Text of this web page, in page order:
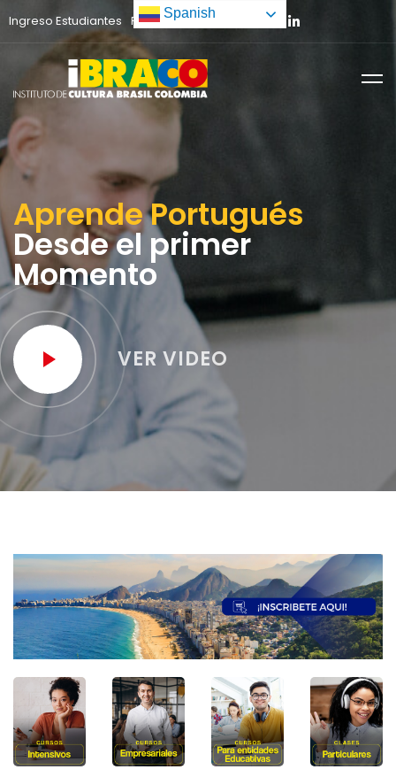
Ingreso Estudiantes Preinscripción
Aprende Portugués
Desde el primer
Momento
VER VIDEO
Spanish